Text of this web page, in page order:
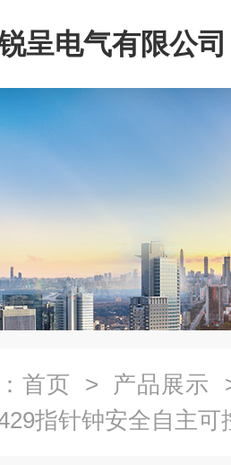
呈电气有限公司
首页 > 产品展示
指针钟安全自主可